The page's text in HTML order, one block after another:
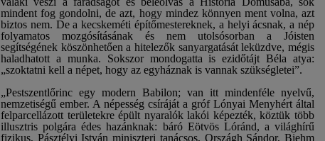
mindent fog gondolni, de azt, hogy mindez könnyen ment volna, azt
biztos nem. De a kecskeméti építőmestereknek, a helyi ácsnak, a nép
folyamatos mozgósításának és nem utolsósorban a Jóisten
segítségének köszönhetően a hitelezők sanyargatását leküzdve, mégis
haladhatott a munka. Sokszor mondogatta is ezidőtájt Béla atya:
„szoktatni kell a népet, hogy az egyháznak is vannak szükségletei”.
„Pestszentlőrinc egy modern Babilon; van itt mindenféle nyelvű,
nemzetiségű ember. A népesség csíráját a gróf Lónyai Menyhért által
felparcellázott területekre épült nyaralók lakói képezték, köztük több
illusztris polgára édes hazánknak: báró Eötvös Lóránd, a világhírű
fizikus, Pásztélyi István miniszteri tanácsos, Országh Sándor, Biehm